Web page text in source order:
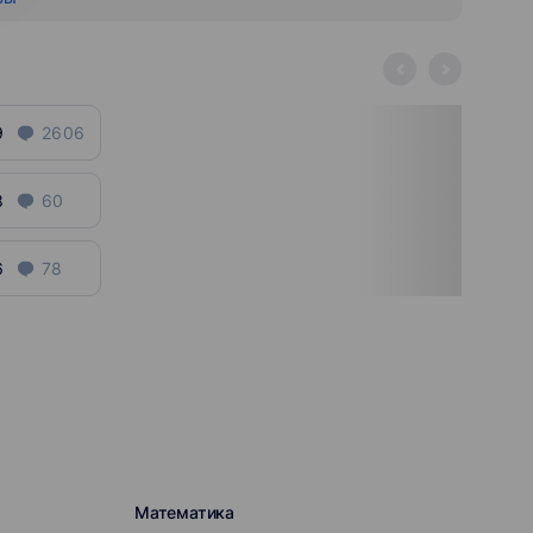
2606
60
78
Математика